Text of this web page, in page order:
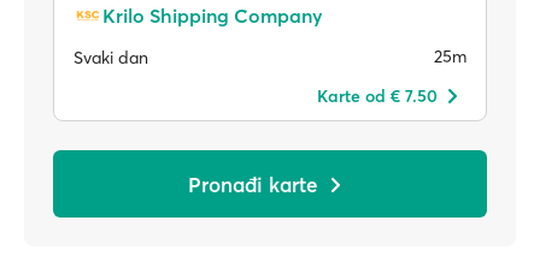
Krilo Shipping Company
Svaki dan
25m
Karte od € 7.50
Pronađi karte